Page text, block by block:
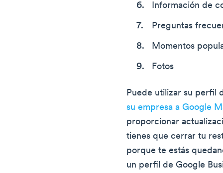
Información de
Preguntas
Momentos
Fotos
Puede utilizar su perfil
su empresa a Google
proporcionar
tienes que cerrar tu
porque te estás
un perfil de Google